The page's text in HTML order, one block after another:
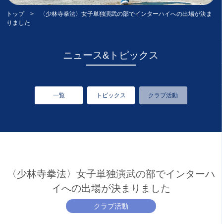
トップ> 〈少林寺拳法〉女子単独演武の部でインターハイへの出場が決ま
りました
ニュース&トピックス
一覧 トピックス クラブ活動
〈少林寺拳法〉女子単独演武の部でインターハ
イへの出場が決まりました
クラブ活動